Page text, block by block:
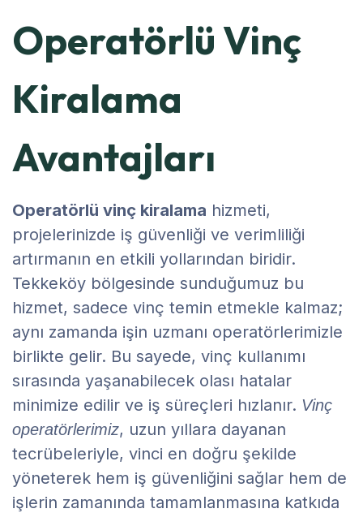
Operatörlü Vinç
Kiralama
Avantajları
Operatörlü vinç kiralama hizmeti,
projelerinizde iş güvenliği ve verimliliği
artırmanın en etkili yollarından biridir.
Tekkeköy bölgesinde sunduğumuz bu
hizmet, sadece vinç temin etmekle kalmaz;
aynı zamanda işin uzmanı operatörlerimizle
birlikte gelir. Bu sayede, vinç kullanımı
sırasında yaşanabilecek olası hatalar
minimize edilir ve iş süreçleri hızlanır. Vinç
operatörlerimiz, uzun yıllara dayanan
tecrübeleriyle, vinci en doğru şekilde
yöneterek hem iş güvenliğini sağlar hem de
işlerin zamanında tamamlanmasına katkıda